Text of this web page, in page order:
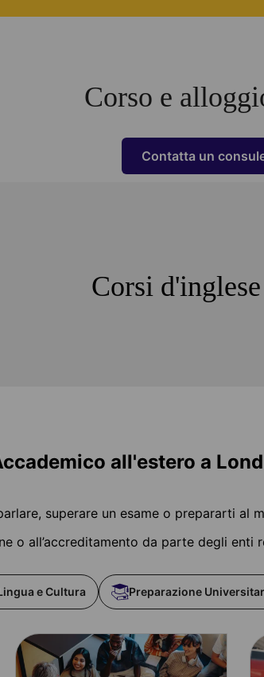
Corso e
Contatta un
Corsi
all'estero a
superare un esame o prepararti
o all’accreditamento da parte degli enti
e Cultura Preparazione